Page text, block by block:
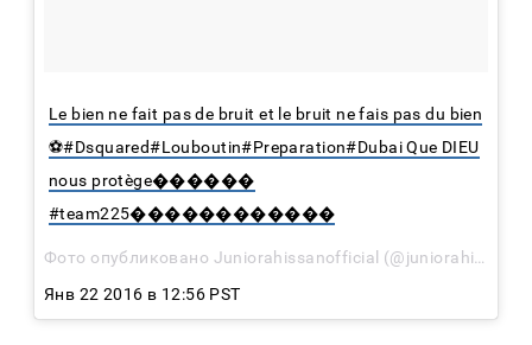
Le bien ne fait pas de bruit et le bruit ne fais pas du bien
⚽️#Dsquared#Louboutin#Preparation#Dubai Que DIEU
nous protège������
#team225������������
Янв 22 2016 в 12:56 PST